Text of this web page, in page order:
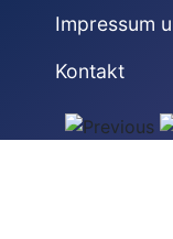
Impressum
Kontakt